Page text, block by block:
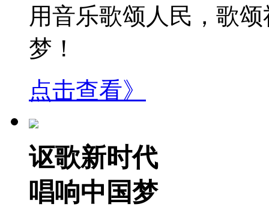
用音乐歌颂人民，歌
梦！
点击查看》
讴歌新时代
唱响中国梦